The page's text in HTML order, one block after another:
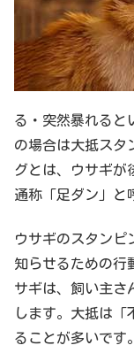
る・突然暴れると
の場合は大抵スタ
グとは、ウサギが
通称「足ダン」と
ウサギのスタンピ
知らせるための行
サギは、飼い主さ
します。大抵は「
ることが多いです。